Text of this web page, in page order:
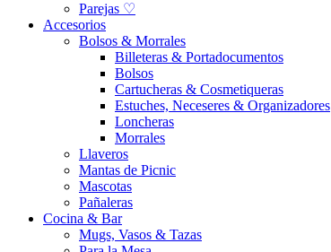
Parejas ♡
Accesorios
Bolsos & Morrales
Billeteras & Portadocumentos
Bolsos
Cartucheras & Cosmetiqueras
Estuches, Neceseres & Organizadores
Loncheras
Morrales
Llaveros
Mantas de Picnic
Mascotas
Pañaleras
Cocina & Bar
Mugs, Vasos & Tazas